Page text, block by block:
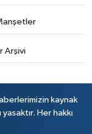
Arşivi
kaynak
Her hakkı